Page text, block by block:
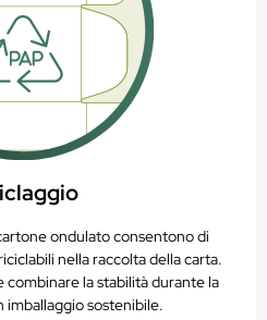
ondulato consentono di
nella raccolta della carta.
combinare la stabilità durante la
imballaggio sostenibile.